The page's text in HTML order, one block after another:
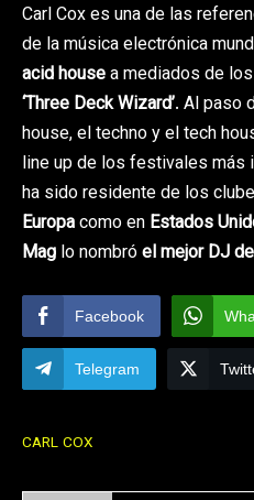
Carl Cox es una de las
de la música electrónica
acid housea mediados de
‘Three Deck Wizard’. Al paso
house, el techno y el tech
line up de los festivales más
ha sido residente de los
Europacomo en Estados
Mag lo nombróel mejor DJ
Facebook
Telegram
CARL COX